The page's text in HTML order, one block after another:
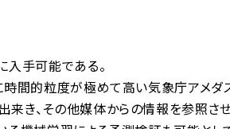
手可能である。
間的粒度が極めて高い気象庁アメ
き、その他媒体からの情報を参照さ